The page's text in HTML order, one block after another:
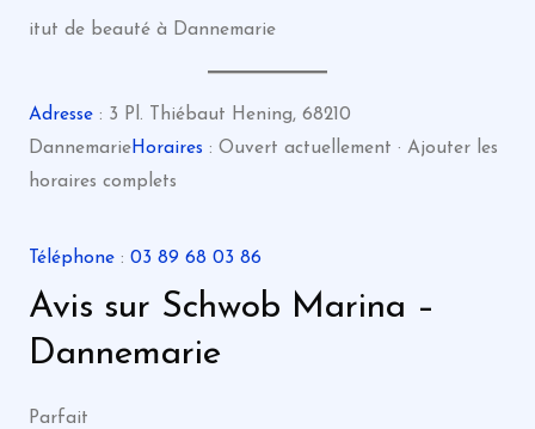
itut de beauté à Dannemarie
Adresse: 3 Pl. Thiébaut Hening, 68210
DannemarieHoraires : Ouvert actuellement · Ajouter les
horaires complets
Téléphone: 03 89 68 03 86
Avis sur Schwob Marina –
Dannemarie
Parfait